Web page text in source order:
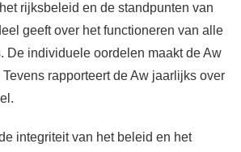
rijksbeleid en de standpunten van
geeft over het functioneren van alle
De individuele oordelen maakt de Aw
rapporteert de Aw jaarlijks over
integriteit van het beleid en het